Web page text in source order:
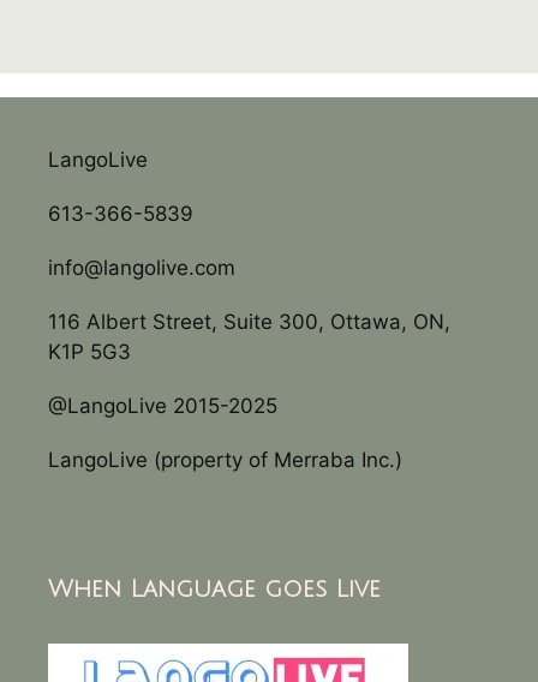
LangoLive
613-366-5839
info@langolive.com
116 Albert Street, Suite 300, Ottawa, ON,
K1P 5G3
@LangoLive 2015-2025
LangoLive (property of Merraba Inc.)
When Language goes Live